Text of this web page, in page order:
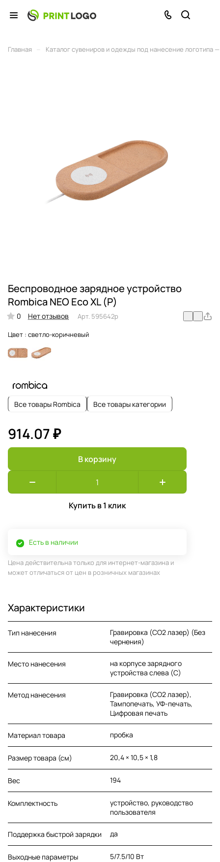
Главная Каталог сувениров и одежды под нанесение логотипа
Беспроводное зарядное устройство
Rombica NEO Eco XL (Р)
0 Нет отзывов Арт. 595642p
Цвет : светло-коричневый
Все товары Rombica Все товары категории
914.07 ₽
В корзину
Купить в 1 клик
Есть в наличии
Цена действительна только для интернет-магазина и
может отличаться от цен в розничных магазинах
Характеристики
Тип нанесения
Гравировка (CO2 лазер) (Без
чернения)
Место нанесения
на корпусе зарядного
устройства слева (C)
Метод нанесения
Гравировка (CO2 лазер),
Тампопечать, УФ-печать,
Цифровая печать
Материал товара пробка
Размер товара (см) 20,4 × 10,5 × 1,8
Вес 194
Комплектность
устройство, руководство
пользователя
Поддержка быстрой зарядки да
Выходные параметры 5/7.5/10 Вт